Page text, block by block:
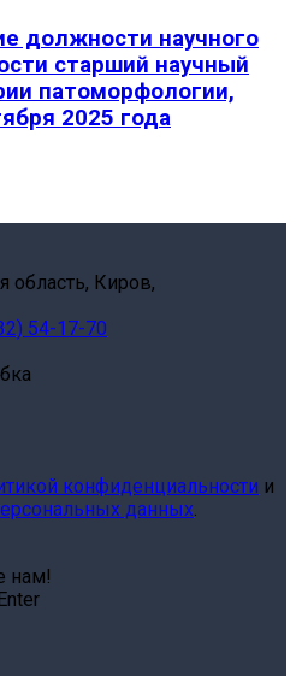
должности научного
старший научный
патоморфологии,
2025 года
область, Киров,
54-17-70
конфиденциальности и
данных.
нам!